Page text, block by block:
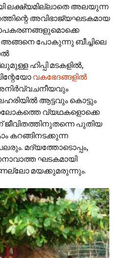
ലക്ഷ്യമില്ലാതെ അലയുന്ന
അവിഭാജ്യഘടകമായ
അങ്ങനെ പോകുന്നു ബീച്ചിലെ
ഹിപ്പി മടകളില്‍,
വകഭേദങ്ങളില്‍
ആട്ടവും കൊട്ടും
വ്യഥകളൊക്കെ
ജീവിതത്തിനുതന്നെ പുതിയ
കറങ്ങിനടക്കുന്ന
മദ്യത്തോടൊപ്പം,
ഘടകമായി
മയക്കുമരുന്നും.